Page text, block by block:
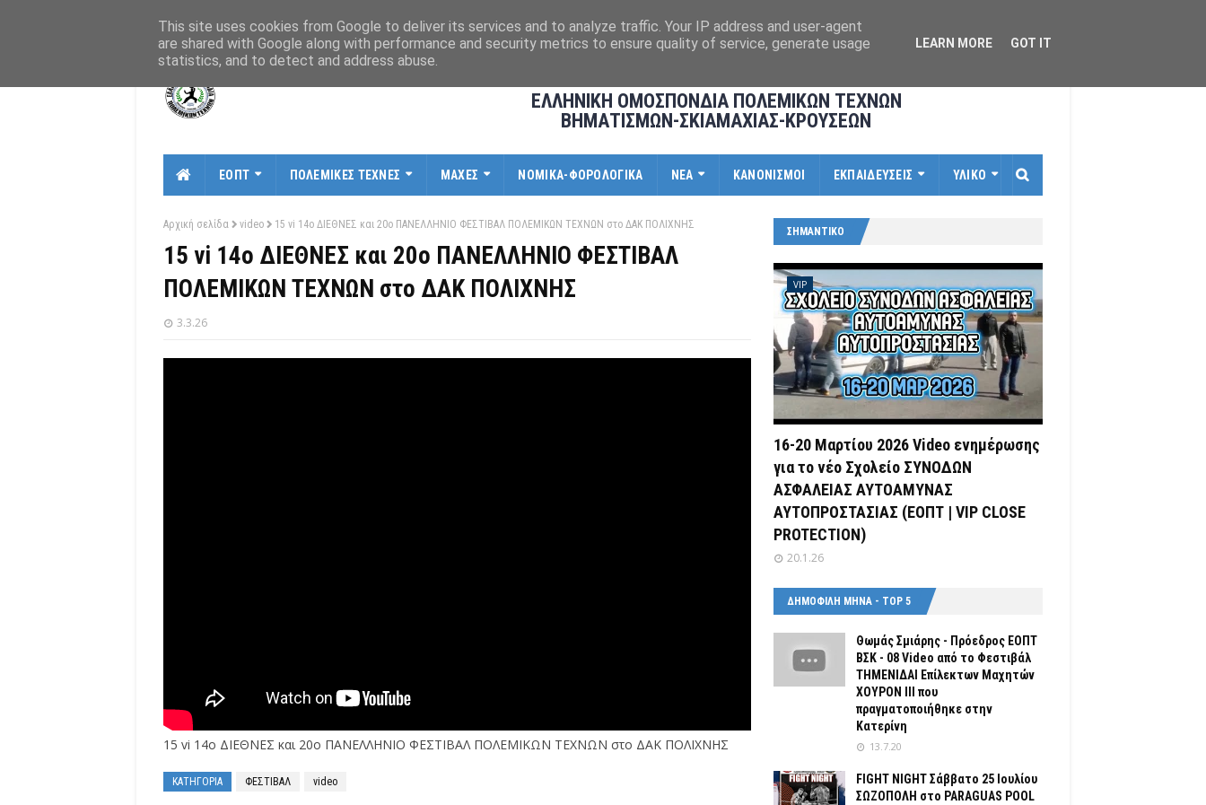
ΕΛΛΗΝΙΚΗ ΟΜΟΣΠΟΝΔΙΑ ΠΟΛΕΜΙΚΩΝ ΤΕΧΝΩΝ
ΒΗΜΑΤΙΣΜΩΝ-ΣΚΙΑΜΑΧΙΑΣ-ΚΡΟΥΣΕΩΝ
ΕΟΠΤ ΠΟΛΕΜΙΚΕΣ ΤΕΧΝΕΣ ΜΑΧΕΣ ΝΟΜΙΚΑ-ΦΟΡΟΛΟΓΙΚΑ ΝΕΑ ΚΑΝΟΝΙΣΜΟΙ ΕΚΠΑΙΔΕΥΣΕΙΣ ΥΛΙΚΟ
Αρχική σελίδα video 15 vi 14ο ΔΙΕΘΝΕΣ και 20ο ΠΑΝΕΛΛΗΝΙΟ ΦΕΣΤΙΒΑΛ ΠΟΛΕΜΙΚΩΝ ΤΕΧΝΩΝ στο ΔΑΚ ΠΟΛΙΧΝΗΣ
15 vi 14ο ΔΙΕΘΝΕΣ και 20ο ΠΑΝΕΛΛΗΝΙΟ ΦΕΣΤΙΒΑΛ
ΠΟΛΕΜΙΚΩΝ ΤΕΧΝΩΝ στο ΔΑΚ ΠΟΛΙΧΝΗΣ
3.3.26
15 vi 14ο ΔΙΕΘΝΕΣ και 20ο ΠΑΝΕΛΛΗΝΙΟ ΦΕΣΤΙΒΑΛ ΠΟΛΕΜΙΚΩΝ ΤΕΧΝΩΝ στο ΔΑΚ ΠΟΛΙΧΝΗΣ
ΚΑΤΗΓΟΡΙΑ ΦΕΣΤΙΒΑΛ video
ΣΗΜΑΝΤΙΚΟ
VIP
16-20 Μαρτίου 2026 Video ενημέρωσης
για το νέο Σχολείο ΣΥΝΟΔΩΝ
ΑΣΦΑΛΕΙΑΣ ΑΥΤΟΑΜΥΝΑΣ
ΑΥΤΟΠΡΟΣΤΑΣΙΑΣ (ΕΟΠΤ | VIP CLOSE
PROTECTION)
20.1.26
ΔΗΜΟΦΙΛΗ ΜΗΝΑ - TOP 5
Θωμάς Σμιάρης - Πρόεδρος ΕΟΠΤ
ΒΣΚ - 08 Video από το Φεστιβάλ
ΤΗΜΕΝΙΔΑΙ Επίλεκτων Μαχητών
ΧΟΥΡΟΝ ΙΙΙ που
πραγματοποιήθηκε στην
Κατερίνη
13.7.20
FIGHT NIGHT Σάββατο 25 Ιουλίου
ΣΩΖΟΠΟΛΗ στο PARAGUAS POOL
This site uses cookies from Google to deliver its services and to analyze traffic. Your IP address and user-agent
are shared with Google along with performance and security metrics to ensure quality of service, generate usage
statistics, and to detect and address abuse.
LEARN MORE GOT IT